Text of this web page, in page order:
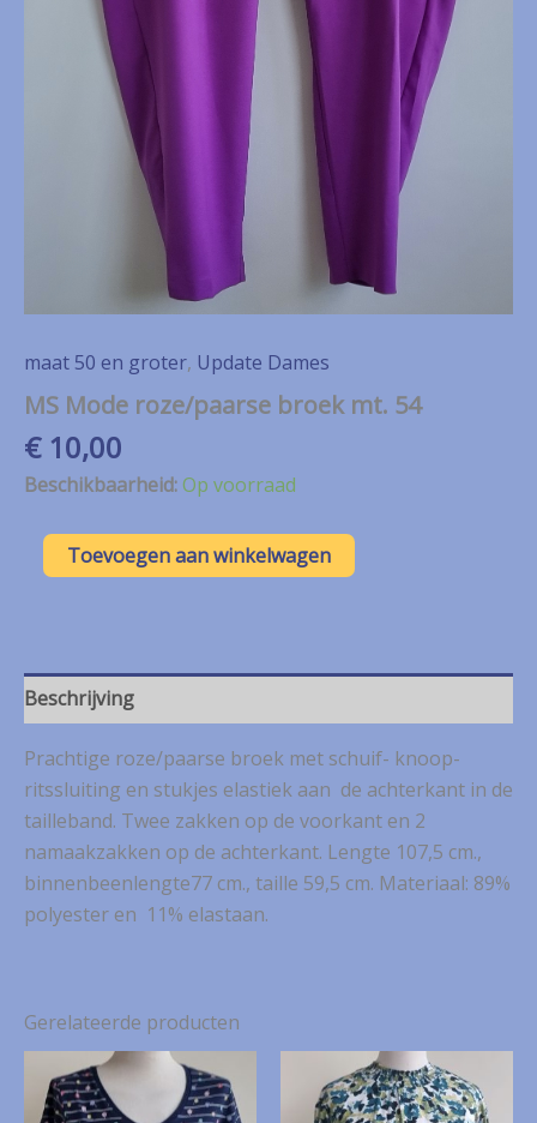
maat 50 en groter, Update Dames
MS Mode roze/paarse broek mt. 54
€10,00
Beschikbaarheid:Op voorraad
MS
Mode
aantal
Toevoegen aan winkelwagen
Beschrijving
Prachtige roze/paarse broek met schuif- knoop-
ritssluiting en stukjes elastiek aan de achterkant in de
tailleband. Twee zakken op de voorkant en 2
namaakzakken op de achterkant. Lengte 107,5 cm.,
binnenbeenlengte77 cm., taille 59,5 cm. Materiaal: 89%
polyester en 11% elastaan.
Gerelateerde producten